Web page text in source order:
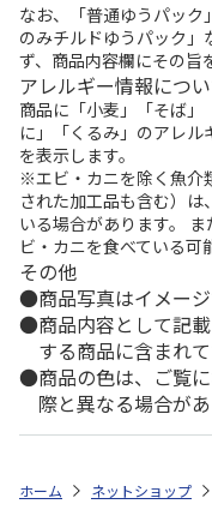
なお、「普通ゆうパッ
のみチルドゆうパック
ず、商品内容欄にその旨
アレルギー情報につ
商品に「小麦」「そば
に」「くるみ」のアレ
を表示します。
※エビ・カニを除く魚介
された加工品も含む）は
いる場合があります。
ビ・カニを食べている可
その他
商品写真はイメージ
商品内容として記
する商品に含まれて
商品の色は、ご覧
際と異なる場合があ
ホーム ネットショップ